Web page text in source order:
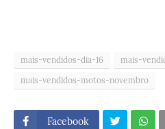
mais-vendidos-dia-16
mais-
mais-vendidos-motos-novembro
Facebook